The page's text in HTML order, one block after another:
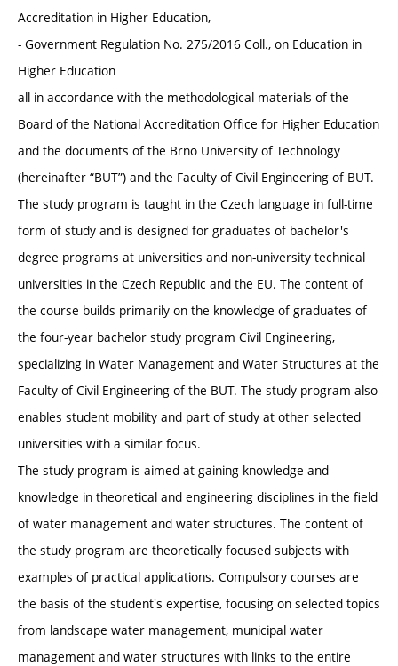
Accreditation in Higher Education,
- Government Regulation No. 275/2016 Coll., on Education in
Higher Education
all in accordance with the methodological materials of the
Board of the National Accreditation Office for Higher Education
and the documents of the Brno University of Technology
(hereinafter “BUT”) and the Faculty of Civil Engineering of BUT.
The study program is taught in the Czech language in full-time
form of study and is designed for graduates of bachelor's
degree programs at universities and non-university technical
universities in the Czech Republic and the EU. The content of
the course builds primarily on the knowledge of graduates of
the four-year bachelor study program Civil Engineering,
specializing in Water Management and Water Structures at the
Faculty of Civil Engineering of the BUT. The study program also
enables student mobility and part of study at other selected
universities with a similar focus.
The study program is aimed at gaining knowledge and
knowledge in theoretical and engineering disciplines in the field
of water management and water structures. The content of
the study program are theoretically focused subjects with
examples of practical applications. Compulsory courses are
the basis of the student's expertise, focusing on selected topics
from landscape water management, municipal water
management and water structures with links to the entire